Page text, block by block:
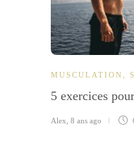
MUSCULATION
5 exercices
Alex 8 ans ago